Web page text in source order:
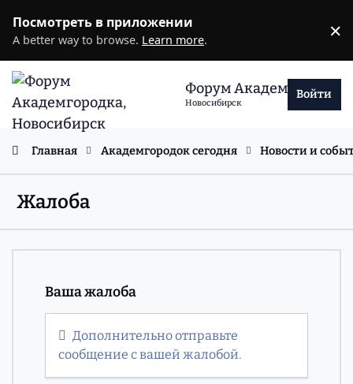
Посмотреть в приложении
A better way to browse. Learn more. ×
Форум Академгородка
Новосибирск
Войти
Главная Академгородок сегодня Новости и
Жалоба
Ваша жалоба
Дополнительно отправьте
сообщение с вашей жалобой.